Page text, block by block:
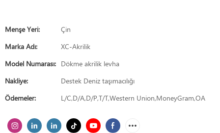
Menşe Yeri:
Çin
Marka Adı:
XC-Akrilik
Model Numarası: Dökme akrilik levha
Nakliye:
Destek Deniz taşımacılığı
Ödemeler:
L/C,D/A,D/P,T/T,Western Union,MoneyGram,OA